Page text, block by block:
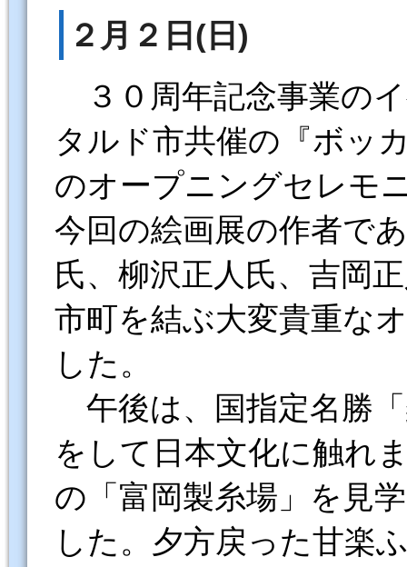
２月２日(日)
３０周年記念事業の
タルド市共催の『ボッ
のオープニングセレモ
今回の絵画展の作者で
氏、柳沢正人氏、吉岡
市町を結ぶ大変貴重な
した。
午後は、国指定名勝
をして日本文化に触れ
の「富岡製糸場」を見
した。夕方戻った甘楽